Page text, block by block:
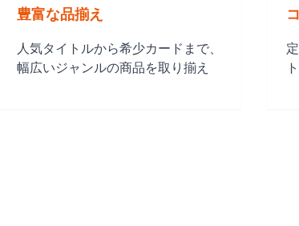
豊富な品揃え
人気タイトルから希少カードまで、
幅広いジャンルの商品を取り揃え